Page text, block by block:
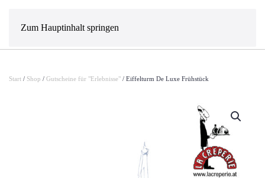
Zum Hauptinhalt springen
Start / Shop / Gutscheine für "Erlebnisse" / Eiffelturm De Luxe Frühstück